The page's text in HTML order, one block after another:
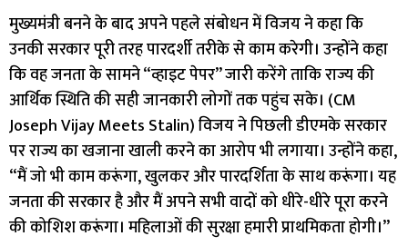
मुख्यमंत्री बनने के बाद अपने पहले संबोधन में विजय ने कहा कि
उनकी सरकार पूरी तरह पारदर्शी तरीके से काम करेगी। उन्होंने कहा
कि वह जनता के सामने “व्हाइट पेपर” जारी करेंगे ताकि राज्य की
आर्थिक स्थिति की सही जानकारी लोगों तक पहुंच सके। (CM
Joseph Vijay Meets Stalin) विजय ने पिछली डीएमके सरकार
पर राज्य का खजाना खाली करने का आरोप भी लगाया। उन्होंने कहा,
“मैं जो भी काम करूंगा, खुलकर और पारदर्शिता के साथ करूंगा। यह
जनता की सरकार है और मैं अपने सभी वादों को धीरे-धीरे पूरा करने
की कोशिश करूंगा। महिलाओं की सुरक्षा हमारी प्राथमिकता होगी।”